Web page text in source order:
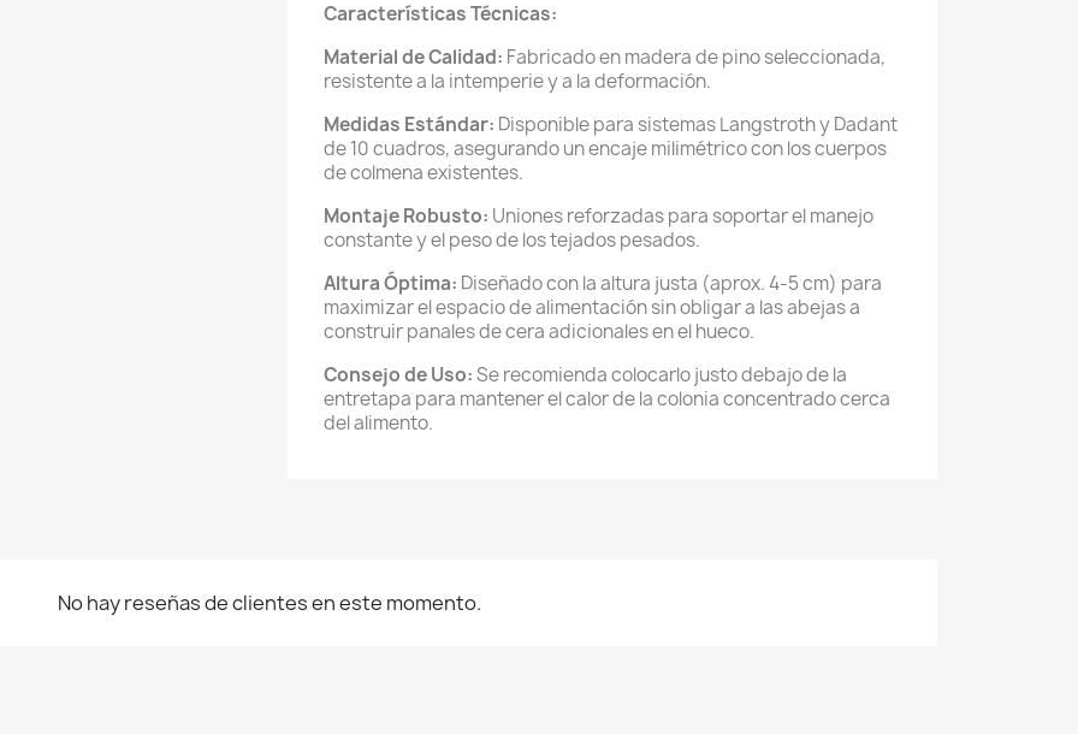
Características Técnicas:
Material de Calidad: Fabricado en madera de pino seleccionada,
resistente a la intemperie y a la deformación.
Medidas Estándar: Disponible para sistemas Langstroth y Dadant
de 10 cuadros, asegurando un encaje milimétrico con los cuerpos
de colmena existentes.
Montaje Robusto: Uniones reforzadas para soportar el manejo
constante y el peso de los tejados pesados.
Altura Óptima: Diseñado con la altura justa (aprox. 4-5 cm) para
maximizar el espacio de alimentación sin obligar a las abejas a
construir panales de cera adicionales en el hueco.
Consejo de Uso:Se recomienda colocarlo justo debajo de la
entretapa para mantener el calor de la colonia concentrado cerca
del alimento.
No hay reseñas de clientes en este momento.